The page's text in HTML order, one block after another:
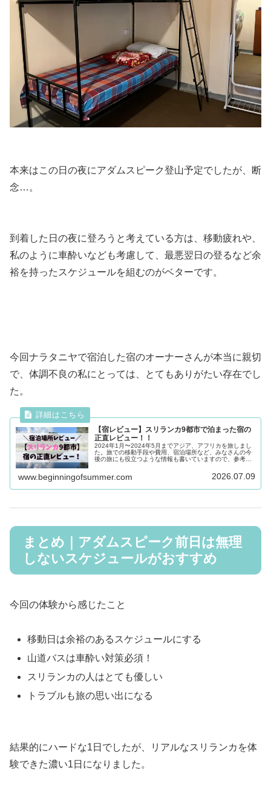
本来はこの日の夜にアダムスピーク登山予定でしたが、断
念…。
到着した日の夜に登ろうと考えている方は、移動疲れや、
私のように車酔いなども考慮して、最悪翌日の登るなど余
裕を持ったスケジュールを組むのがベターです。
今回ナラタニヤで宿泊した宿のオーナーさんが本当に親切
で、体調不良の私にとっては、とてもありがたい存在でし
た。
【宿レビュー】スリランカ9都市で泊まった宿の
正直レビュー！！
2024年1月〜2024年5月までアジア、アフリカを旅しまし
た。旅での移動手段や費用、宿泊場所など、みなさんの今
後の旅にも役立つような情報も書いていますので、参考に
www.beginningofsummer.com 2026.07.09
まとめ｜アダムスピーク前日は無理
しないスケジュールがおすすめ
今回の体験から感じたこと
移動日は余裕のあるスケジュールにする
山道バスは車酔い対策必須！
スリランカの人はとても優しい
トラブルも旅の思い出になる
結果的にハードな1日でしたが、リアルなスリランカを体
験できた濃い1日になりました。